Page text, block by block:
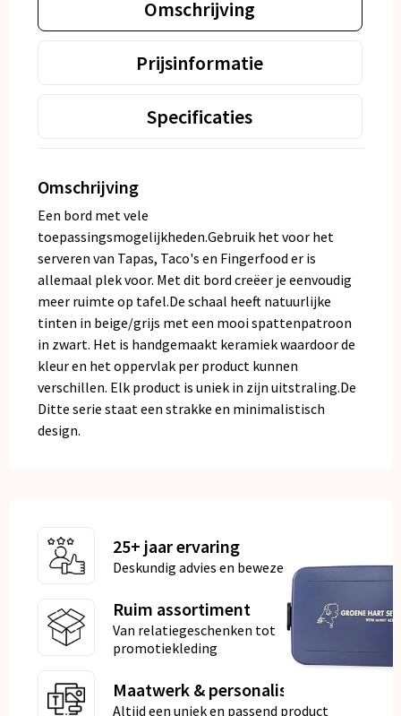
Omschrijving
Prijsinformatie
Specificaties
Omschrijving
Een bord met vele
toepassingsmogelijkheden.Gebruik het voor het
serveren van Tapas, Taco's en Fingerfood er is
allemaal plek voor. Met dit bord creëer je eenvoudig
meer ruimte op tafel.De schaal heeft natuurlijke
tinten in beige/grijs met een mooi spattenpatroon
in zwart. Het is handgemaakt keramiek waardoor de
kleur en het oppervlak per product kunnen
verschillen. Elk product is uniek in zijn uitstraling.De
Ditte serie staat een strakke en minimalistisch
design.
25+ jaar ervaring
Deskundig advies en bewezen kwaliteit
Ruim assortiment
Van relatiegeschenken tot
promotiekleding
Maatwerk & personalisatie
Altijd een uniek en passend product